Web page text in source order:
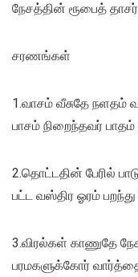
நேசத்தின் ரூபைத்
சரணங்கள்
1.வாசம் வீசுதே நளதம்
பாசம் நிறைந்தவர்
2.தொட்டதின் பேரில்
பட்ட வஸ்திர ஓரம்
3.விரல்கள் காணுதே
பரமகளுக்கோர்